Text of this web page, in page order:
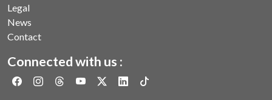
Legal
News
Contact
Connected with us :